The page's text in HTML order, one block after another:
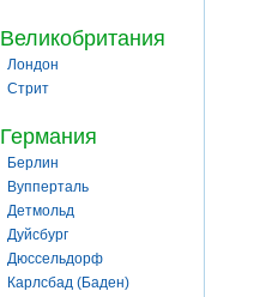
Великобритания
Лондон
Стрит
Германия
Берлин
Вупперталь
Детмольд
Дуйсбург
Дюссельдорф
Карлсбад (Баден)